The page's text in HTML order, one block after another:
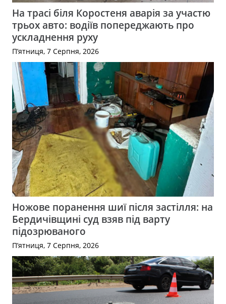
На трасі біля Коростеня аварія за участю
трьох авто: водіїв попереджають про
ускладнення руху
П’ятниця, 7 Серпня, 2026
Ножове поранення шиї після застілля: на
Бердичівщині суд взяв під варту
підозрюваного
П’ятниця, 7 Серпня, 2026